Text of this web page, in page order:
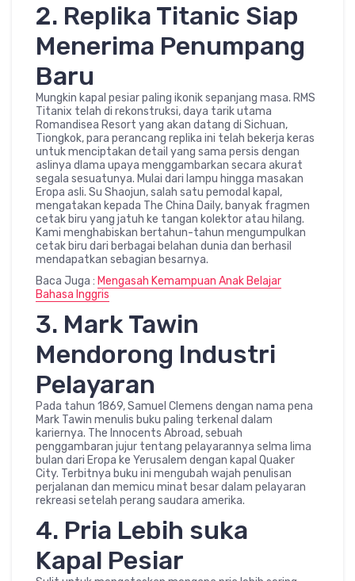
2. Replika Titanic Siap
Menerima Penumpang
Baru
Mungkin kapal pesiar paling ikonik sepanjang masa. RMS
Titanix telah di rekonstruksi, daya tarik utama
Romandisea Resort yang akan datang di Sichuan,
Tiongkok, para perancang replika ini telah bekerja keras
untuk menciptakan detail yang sama persis dengan
aslinya dlama upaya menggambarkan secara akurat
segala sesuatunya. Mulai dari lampu hingga masakan
Eropa asli. Su Shaojun, salah satu pemodal kapal,
mengatakan kepada The China Daily, banyak fragmen
cetak biru yang jatuh ke tangan kolektor atau hilang.
Kami menghabiskan bertahun-tahun mengumpulkan
cetak biru dari berbagai belahan dunia dan berhasil
mendapatkan sebagian besarnya.
Baca Juga : Mengasah Kemampuan Anak Belajar
Bahasa Inggris
3. Mark Tawin
Mendorong Industri
Pelayaran
Pada tahun 1869, Samuel Clemens dengan nama pena
Mark Tawin menulis buku paling terkenal dalam
kariernya. The Innocents Abroad, sebuah
penggambaran jujur tentang pelayarannya selma lima
bulan dari Eropa ke Yerusalem dengan kapal Quaker
City. Terbitnya buku ini mengubah wajah penulisan
perjalanan dan memicu minat besar dalam pelayaran
rekreasi setelah perang saudara amerika.
4. Pria Lebih suka
Kapal Pesiar